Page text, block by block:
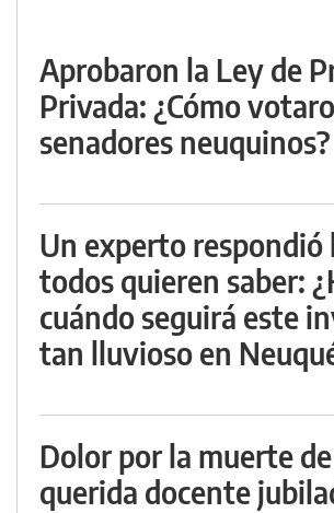
Aprobaron la Ley de
Privada: ¿Cómo
senadores neuquinos?
Un experto respondió
todos quieren saber:
cuándo seguirá este
tan lluvioso en
Dolor por la muerte
querida docente